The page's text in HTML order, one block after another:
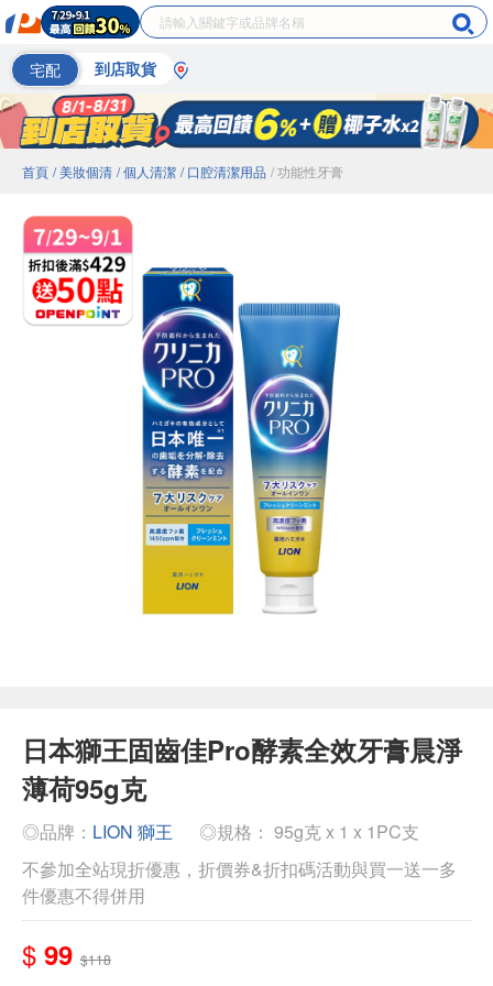
宅配 到店取貨
首頁 / 美妝個清 / 個人清潔 / 口腔清潔用品 / 功能性牙膏
日本獅王固齒佳Pro酵素全效牙膏晨淨
薄荷95g克
◎品牌： LION 獅王
◎規格： 95g克 x 1 x 1PC支
不參加全站現折優惠，折價券&折扣碼活動與買一送一多
件優惠不得併用
$ 99 $118